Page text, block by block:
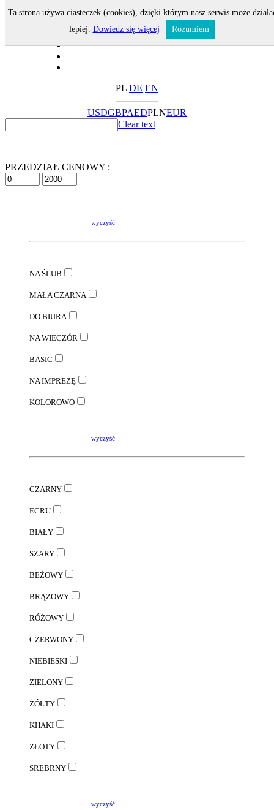
PL DE EN
USDGBPAEDPLNEUR
Clear text
PRZEDZIAŁ CENOWY :
wyczyść
NA ŚLUB
MAŁA CZARNA
DO BIURA
NA WIECZÓR
BASIC
NA IMPREZĘ
KOLOROWO
wyczyść
CZARNY
ECRU
BIAŁY
SZARY
BEŻOWY
BRĄZOWY
RÓŻOWY
CZERWONY
NIEBIESKI
ZIELONY
ŻÓŁTY
KHAKI
ZŁOTY
SREBRNY
wyczyść
Ta strona używa ciasteczek (cookies), dzięki którym nasz serwis może
lepiej. Dowiedz się więcej Rozumiem